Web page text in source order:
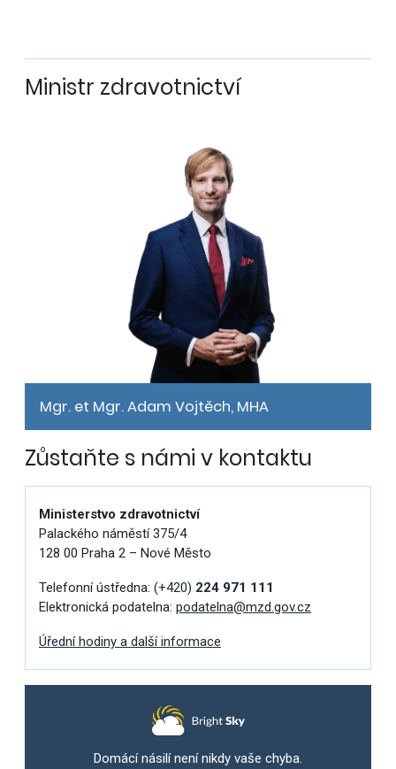
Ministr zdravotnictví
Mgr. et Mgr. Adam Vojtěch, MHA
Zůstaňte s námi v kontaktu
Ministerstvo zdravotnictví
Palackého náměstí 375/4
128 00 Praha 2 – Nové Město
Telefonní ústředna: (+420) 224 971 111
Elektronická podatelna: podatelna@mzd.gov.cz
Úřední hodiny a další informace
Domácí násilí není nikdy vaše chyba.